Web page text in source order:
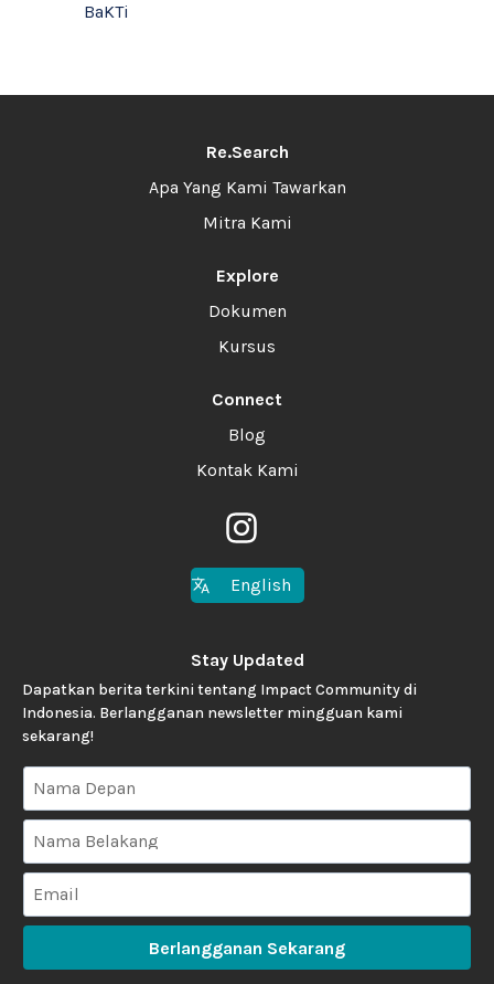
BaKTi
Re.Search
Apa Yang Kami Tawarkan
Mitra Kami
Explore
Dokumen
Kursus
Connect
Blog
Kontak Kami
English
Stay Updated
Dapatkan berita terkini tentang Impact Community di
Indonesia. Berlangganan newsletter mingguan kami
sekarang!
Berlangganan Sekarang